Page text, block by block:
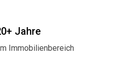
Jahre
Immobilienbereich